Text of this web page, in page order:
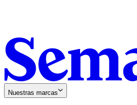
Nuestras marcas